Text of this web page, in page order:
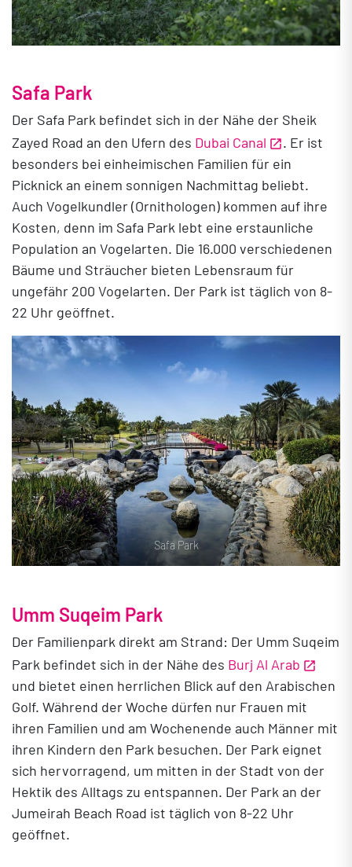
Safa Park
Der Safa Park befindet sich in der Nähe der Sheik
Zayed Road an den Ufern des Dubai Canal
. Er ist
besonders bei einheimischen Familien für ein
Picknick an einem sonnigen Nachmittag beliebt.
Auch Vogelkundler (Ornithologen) kommen auf ihre
Kosten, denn im Safa Park lebt eine erstaunliche
Population an Vogelarten. Die 16.000 verschiedenen
Bäume und Sträucher bieten Lebensraum für
ungefähr 200 Vogelarten. Der Park ist täglich von 8-
22 Uhr geöffnet.
Safa Park
Umm Suqeim Park
Der Familienpark direkt am Strand: Der Umm Suqeim
Park befindet sich in der Nähe des Burj Al Arab
und bietet einen herrlichen Blick auf den Arabischen
Golf. Während der Woche dürfen nur Frauen mit
ihren Familien und am Wochenende auch Männer mit
ihren Kindern den Park besuchen. Der Park eignet
sich hervorragend, um mitten in der Stadt von der
Hektik des Alltags zu entspannen. Der Park an der
Jumeirah Beach Road ist täglich von 8-22 Uhr
geöffnet.